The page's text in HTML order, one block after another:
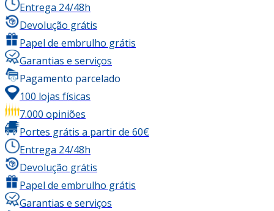
Entrega 24/48h
Devolução grátis
Papel de embrulho grátis
Garantias e serviços
Pagamento parcelado
100 lojas físicas
7.000 opiniões
Portes grátis a partir de 60€
Entrega 24/48h
Devolução grátis
Papel de embrulho grátis
Garantias e serviços